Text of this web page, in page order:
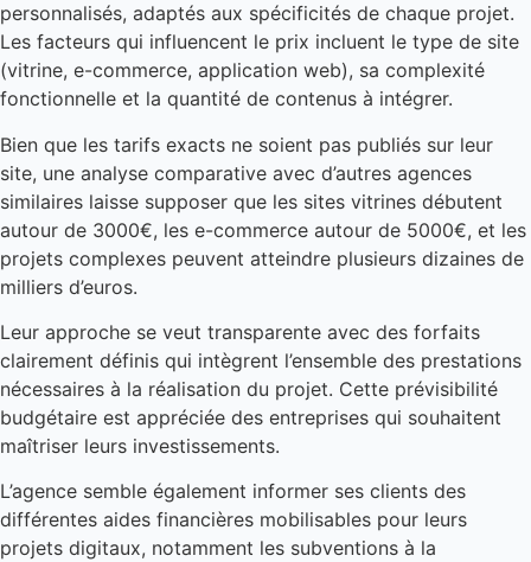
personnalisés, adaptés aux spécificités de chaque projet.
Les facteurs qui influencent le prix incluent le type de site
(vitrine, e-commerce, application web), sa complexité
fonctionnelle et la quantité de contenus à intégrer.
Bien que les tarifs exacts ne soient pas publiés sur leur
site, une analyse comparative avec d’autres agences
similaires laisse supposer que les sites vitrines débutent
autour de 3000€, les e-commerce autour de 5000€, et les
projets complexes peuvent atteindre plusieurs dizaines de
milliers d’euros.
Leur approche se veut transparente avec des forfaits
clairement définis qui intègrent l’ensemble des prestations
nécessaires à la réalisation du projet. Cette prévisibilité
budgétaire est appréciée des entreprises qui souhaitent
maîtriser leurs investissements.
L’agence semble également informer ses clients des
différentes aides financières mobilisables pour leurs
projets digitaux, notamment les subventions à la